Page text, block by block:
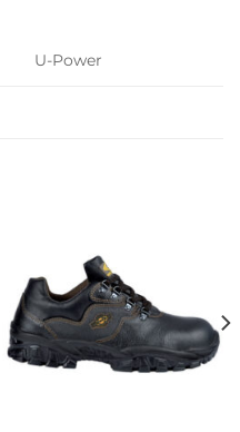
U-Power